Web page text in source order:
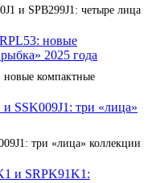
и SPB299J1: четыре лица
новые компактные
три «лица» коллекции